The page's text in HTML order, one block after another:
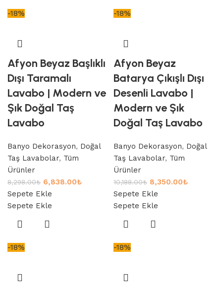
-18%
Afyon Beyaz Başlıklı
Dışı Taramalı
Lavabo | Modern ve
Şık Doğal Taş
Lavabo
Banyo Dekorasyon, Doğal
Taş Lavabolar, Tüm
Ürünler
8,298.00₺ 6,838.00₺
Sepete Ekle
Sepete Ekle
-18%
Afyon Beyaz
Batarya Çıkışlı Dışı
Desenli Lavabo |
Modern ve Şık
Doğal Taş Lavabo
Banyo Dekorasyon, Doğal
Taş Lavabolar, Tüm
Ürünler
10,188.00₺ 8,350.00₺
Sepete Ekle
Sepete Ekle
-18% -18%